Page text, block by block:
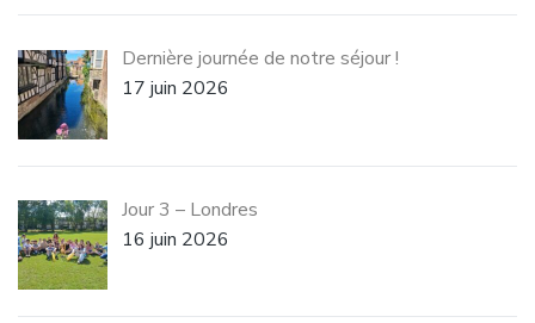
Dernière journée de notre séjour !
17 juin 2026
Jour 3 – Londres
16 juin 2026